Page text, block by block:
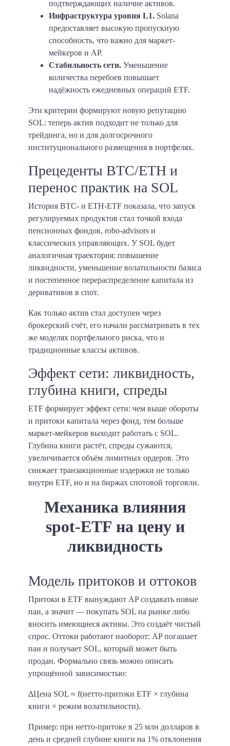
подтверждающих наличие активов.
Инфраструктура уровня L1. Solana
предоставляет высокую пропускную
способность, что важно для маркет-
мейкеров и AP.
Стабильность сети. Уменьшение
количества перебоев повышает
надёжность ежедневных операций ETF.
Эти критерии формируют новую репутацию
SOL: теперь актив подходит не только для
трейдинга, но и для долгосрочного
институционального размещения в портфелях.
Прецеденты BTC/ETH и
перенос практик на SOL
История BTC- и ETH-ETF показала, что запуск
регулируемых продуктов стал точкой входа
пенсионных фондов, robo-advisors и
классических управляющих. У SOL будет
аналогичная траектория: повышение
ликвидности, уменьшение волатильности базиса
и постепенное перераспределение капитала из
деривативов в спот.
Как только актив стал доступен через
брокерский счёт, его начали рассматривать в тех
же моделях портфельного риска, что и
традиционные классы активов.
Эффект сети: ликвидность,
глубина книги, спреды
ETF формирует эффект сети: чем выше обороты
и притоки капитала через фонд, тем больше
маркет-мейкеров выходит работать с SOL.
Глубина книги растёт, спреды сужаются,
увеличивается объём лимитных ордеров. Это
снижает транзакционные издержки не только
внутри ETF, но и на биржах спотовой торговли.
Механика влияния
spot-ETF на цену и
ликвидность
Модель притоков и оттоков
Притоки в ETF вынуждают AP создавать новые
паи, а значит — покупать SOL на рынке либо
вносить имеющиеся активы. Это создаёт чистый
спрос. Оттоки работают наоборот: AP погашает
паи и получает SOL, который может быть
продан. Формально связь можно описать
упрощённой зависимостью:
ΔЦена SOL ≈ f(нетто-притоки ETF × глубина
книги × режим волатильности).
Пример: при нетто-притоке в 25 млн долларов в
день и средней глубине книги на 1% отклонения